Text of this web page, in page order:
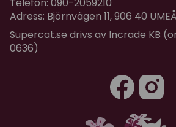
Telefon: 090-2059210
Adress: Björnvägen 11, 906 40 UMEÅ
Supercat.se drivs av Incrade KB
0636)